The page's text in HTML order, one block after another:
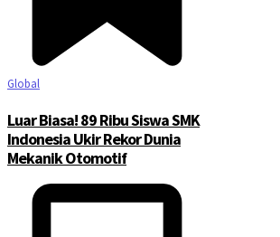
Global
Luar Biasa! 89 Ribu Siswa SMK
Indonesia Ukir Rekor Dunia
Mekanik Otomotif